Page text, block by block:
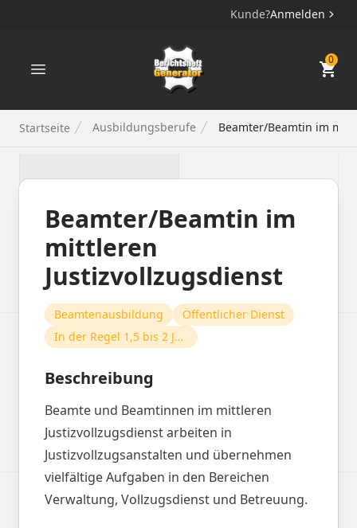
Kunde?Anmelden
Berichtsheft Generator 0
Startseite Ausbildungsberufe Beamter/Beamtin im
Beamter/Beamtin im
mittleren
Justizvollzugsdienst
Beamtenausbildung
Öffentlicher Dienst
In der Regel 1,5 bis 2 Jahre
Beschreibung
Beamte und Beamtinnen im mittleren
Justizvollzugsdienst arbeiten in
Justizvollzugsanstalten und übernehmen
vielfältige Aufgaben in den Bereichen
Verwaltung, Vollzugsdienst und Betreuung.